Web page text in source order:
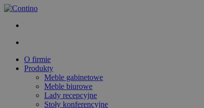
O firmie
Produkty
Meble gabinetowe
Meble biurowe
Lady recepcyjne
Stoły konferencyjne